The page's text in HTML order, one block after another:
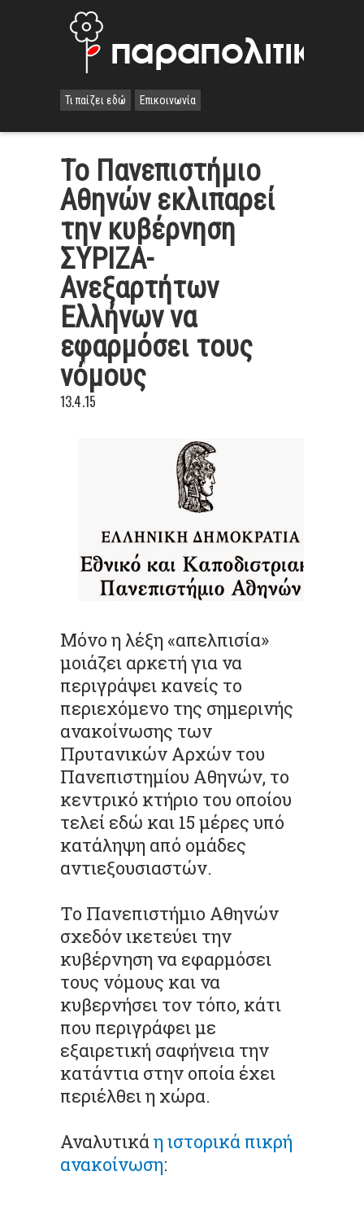
Τι παίζει εδώ Επικοινωνία
Το Πανεπιστήμιο
Αθηνών εκλιπαρεί
την κυβέρνηση
ΣΥΡΙΖΑ-
Ανεξαρτήτων
Ελλήνων να
εφαρμόσει τους
νόμους
13.4.15
Μόνο η λέξη «απελπισία»
μοιάζει αρκετή για να
περιγράψει κανείς το
περιεχόμενο της σημερινής
ανακοίνωσης των
Πρυτανικών Αρχών του
Πανεπιστημίου Αθηνών, το
κεντρικό κτήριο του οποίου
τελεί εδώ και 15 μέρες υπό
κατάληψη από ομάδες
αντιεξουσιαστών.
Το Πανεπιστήμιο Αθηνών
σχεδόν ικετεύει την
κυβέρνηση να εφαρμόσει
τους νόμους και να
κυβερνήσει τον τόπο, κάτι
που περιγράφει με
εξαιρετική σαφήνεια την
κατάντια στην οποία έχει
περιέλθει η χώρα.
Αναλυτικάη ιστορικά πικρή
ανακοίνωση: